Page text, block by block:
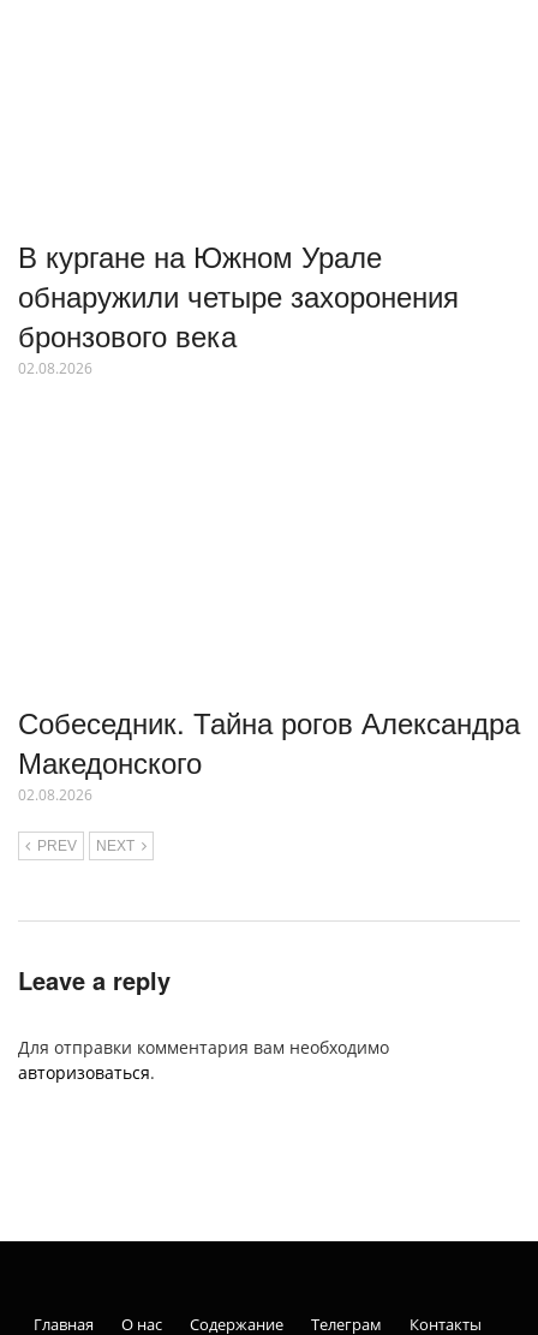
В кургане на Южном Урале
обнаружили четыре захоронения
бронзового века
02.08.2026
Собеседник. Тайна рогов Александра
Македонского
02.08.2026
PREV NEXT
Leave a reply
Для отправки комментария вам необходимо
авторизоваться.
Главная О нас Содержание Телеграм Контакты